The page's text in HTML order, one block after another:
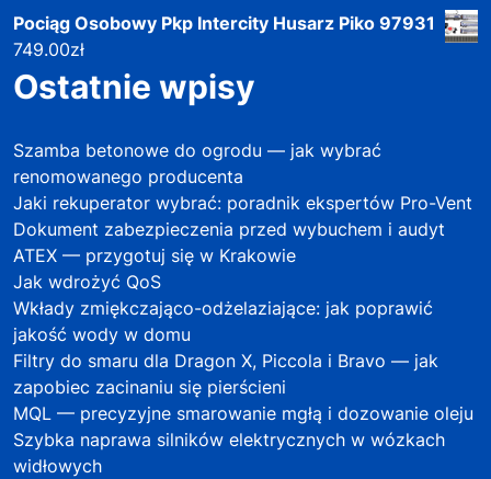
Pociąg Osobowy Pkp Intercity Husarz Piko 97931
749.00zł
Ostatnie wpisy
Szamba betonowe do ogrodu — jak wybrać
renomowanego producenta
Jaki rekuperator wybrać: poradnik ekspertów Pro-Vent
Dokument zabezpieczenia przed wybuchem i audyt
ATEX — przygotuj się w Krakowie
Jak wdrożyć QoS
Wkłady zmiękczająco-odżelaziające: jak poprawić
jakość wody w domu
Filtry do smaru dla Dragon X, Piccola i Bravo — jak
zapobiec zacinaniu się pierścieni
MQL — precyzyjne smarowanie mgłą i dozowanie oleju
Szybka naprawa silników elektrycznych w wózkach
widłowych